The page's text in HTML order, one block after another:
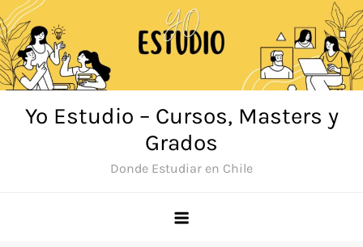
Saltar
al
contenido
Yo Estudio – Cursos, Masters y
Grados
Donde Estudiar en Chile